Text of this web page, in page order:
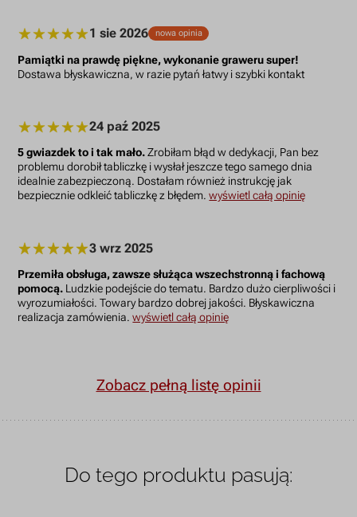
1 sie 2026 nowa opinia
Pamiątki na prawdę piękne, wykonanie graweru super!
Dostawa błyskawiczna, w razie pytań łatwy i szybki kontakt
24 paź 2025
5 gwiazdek to i tak mało.Zrobiłam błąd w dedykacji, Pan bez
problemu dorobił tabliczkę i wysłał jeszcze tego samego dnia
idealnie zabezpieczoną. Dostałam również instrukcję jak
bezpiecznie odkleić tabliczkę z błędem.wyświetl całą opinię
3 wrz 2025
Przemiła obsługa, zawsze służąca wszechstronną i fachową
pomocą. Ludzkie podejście do tematu. Bardzo dużo cierpliwości i
wyrozumiałości. Towary bardzo dobrej jakości. Błyskawiczna
realizacja zamówienia.wyświetl całą opinię
Zobacz pełną listę opinii
Do tego produktu pasują: